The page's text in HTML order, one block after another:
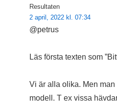
Resultaten
2 april, 2022 kl. 07:34
@petrus
Läs första texten som
Vi är alla olika. Men man
modell. T ex vissa